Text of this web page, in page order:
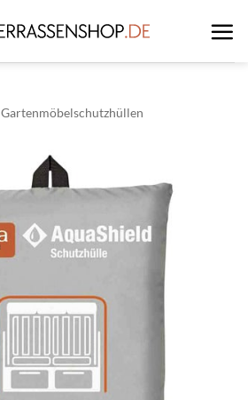
Gartenmöbelschutzhüllen